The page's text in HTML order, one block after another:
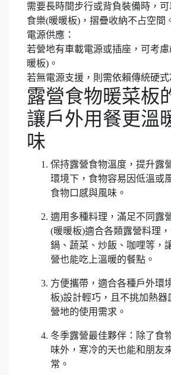
需要長時間步行或背負裝備時，可
食樂(暖暖板)，摺疊收納不占空間
電源供應：
若營地有車載電源或插座，可考慮
暖板)。
若無電源支援，則需依賴傳統硬式
露營食物暖菜板
讓戶外用餐更溫
味
保持露營食物溫度，提升露
環境下，食物容易因低溫或
食物口感與風味。
適用多種料理，滿足不同露
(暖暖板)適合各類露營料理
鍋、蔬菜、炒飯、咖哩等，
營也能吃上溫暖的餐點。
方便攜帶，適合各種戶外環
板)設計輕巧，且不挑加熱器
營地的使用需求。
冬季露營最佳夥伴：除了食
味外，寒冷的天也能和朋友
常。